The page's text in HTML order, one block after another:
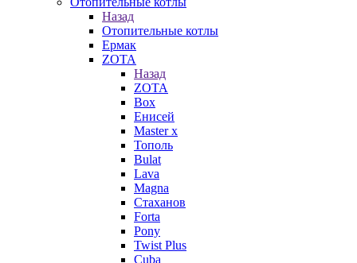
Назад
Отопительные котлы
Ермак
ZOTA
Назад
ZOTA
Box
Енисей
Master x
Тополь
Bulat
Lava
Magna
Стаханов
Forta
Pony
Twist Plus
Cuba